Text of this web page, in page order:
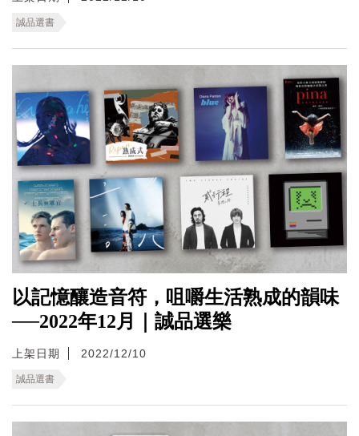
誠品選書
以記憶釀造音符，咀嚼生活熟成的韻味
──2022年12月｜誠品選樂
上架日期 2022/12/10
誠品選書